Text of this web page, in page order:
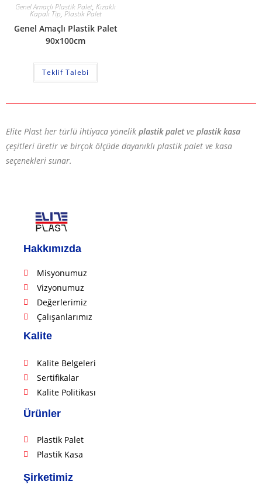
Genel Amaçlı Plastik Palet, Kızaklı
Kapalı Tip, Plastik Palet
Genel Amaçlı Plastik Palet
90x100cm
Teklif Talebi
Elite Plast her türlü ihtiyaca yönelik plastik paletve plastik kasa
çeşitleri üretir ve birçok ölçüde dayanıklı plastik palet ve kasa
seçenekleri sunar.
Hakkımızda
Misyonumuz
Vizyonumuz
Değerlerimiz
Çalışanlarımız
Kalite
Kalite Belgeleri
Sertifikalar
Kalite Politikası
Ürünler
Plastik Palet
Plastik Kasa
Şirketimiz